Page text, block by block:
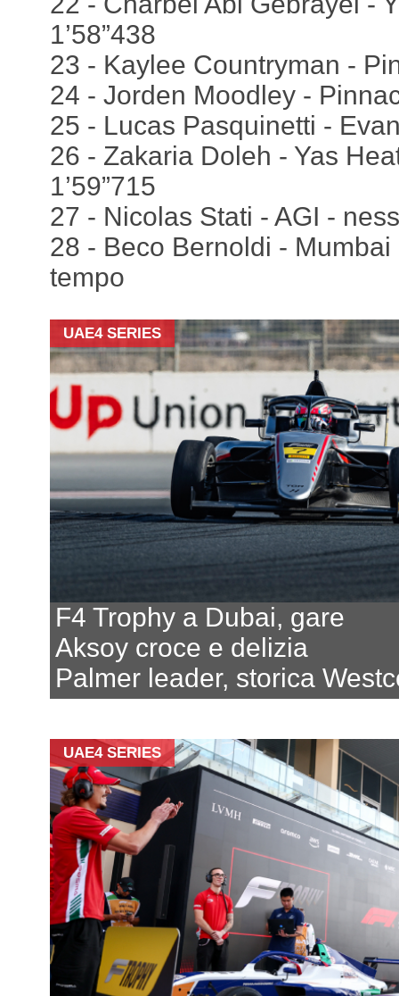
1’58”438
23 - Kaylee Countryman -
24 - Jorden Moodley -
25 - Lucas Pasquinetti -
26 - Zakaria Doleh - Yas
1’59”715
27 - Nicolas Stati - AGI -
28 - Beco Bernoldi -
tempo
UAE4 SERIES
F4 Trophy a Dubai, gare
Aksoy croce e delizia
Palmer leader, storica
UAE4 SERIES